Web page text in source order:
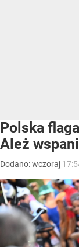
Polska
Ależ
Dodano:wczoraj